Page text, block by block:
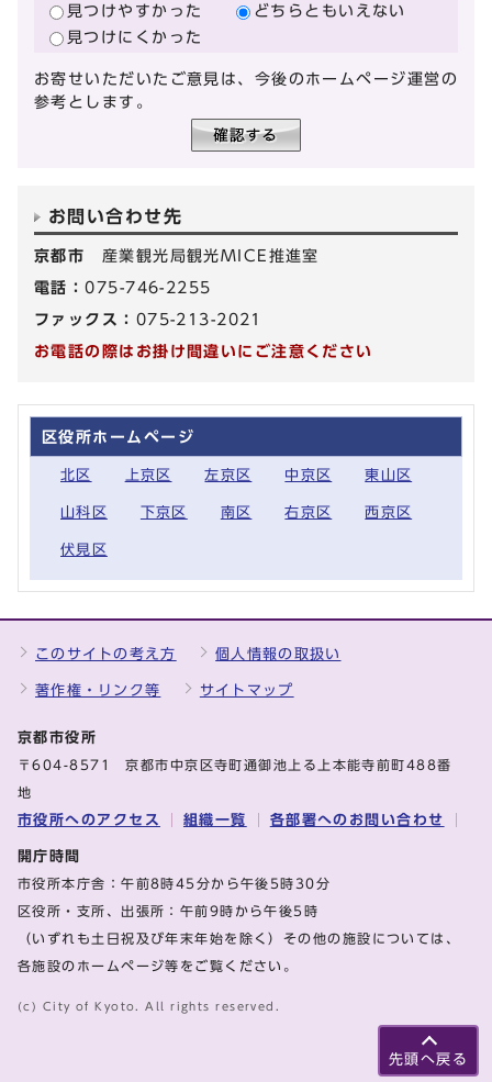
見つけやすかった
どちらともいえない
見つけにくかった
お寄せいただいたご意見は、今後のホームページ運営の
参考とします。
お問い合わせ先
京都市 産業観光局観光MICE推進室
電話：075-746-2255
ファックス： 075-213-2021
お電話の際はお掛け間違いにご注意ください
区役所ホームページ
北区 上京区 左京区 中京区 東山区
山科区 下京区 南区 右京区 西京区
伏見区
先頭へ戻る
このサイトの考え方 個人情報の取扱い
著作権・リンク等 サイトマップ
京都市役所
〒604-8571 京都市中京区寺町通御池上る上本能寺前町488番
地
市役所へのアクセス 組織一覧 各部署へのお問い合わせ
開庁時間
市役所本庁舎：午前8時45分から午後5時30分
区役所・支所、出張所：午前9時から午後5時
（いずれも土日祝及び年末年始を除く）その他の施設については、
各施設のホームページ等をご覧ください。
(c) City of Kyoto. All rights reserved.